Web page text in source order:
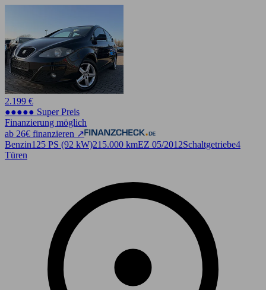
2.199 €
●●●●● Super Preis
Finanzierung möglich
ab 26€ finanzieren ↗
Benzin125 PS (92 kW)215.000 kmEZ 05/2012Schaltgetriebe4
Türen